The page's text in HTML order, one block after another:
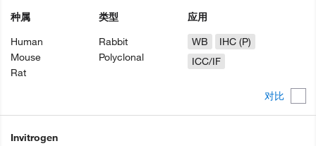
对比
种属
Human
Mouse
Rat
类型
Rabbit
Polyclonal
应用
WB
IHC (P)
ICC/IF
Invitrogen